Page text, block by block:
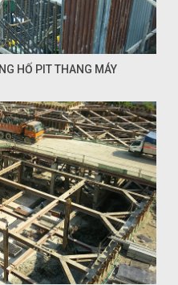
HỐ PIT THANG MÁY